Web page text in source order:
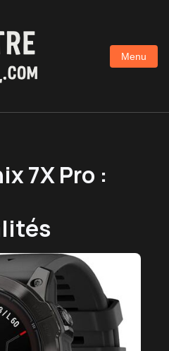
Menu
7X Pro :